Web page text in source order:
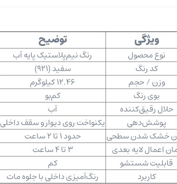
ویژگی
توضیح
نوع محصول
رنگ نیم‌پلاستیک پایه آب
کد رنگ
سفید (921)
وزن / حجم
12.46 کیلوگرم
بوی رنگ
کم‌بو
حلال رقیق‌کننده
آب
پوشش‌دهی
یکنواخت روی دیوار و سقف داخلی
خشک شدن سطحی
حدود 1 تا 2 ساعت
اعمال لایه بعدی
3 تا 4 ساعت
قابلیت شستشو
کم
کاربرد
رنگ‌آمیزی داخلی با جلوه مات